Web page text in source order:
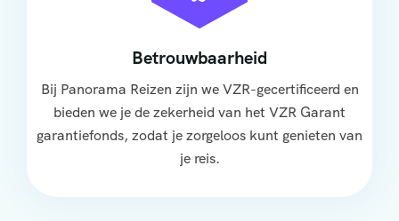
Betrouwbaarheid
Bij Panorama Reizen zijn we VZR-gecertificeerd en
bieden we je de zekerheid van het VZR Garant
garantiefonds, zodat je zorgeloos kunt genieten van
je reis.